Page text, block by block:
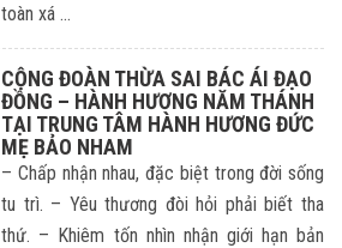
toàn xá ...
CỘNG ĐOÀN THỪA SAI BÁC ÁI ĐẠO
ĐỒNG – HÀNH HƯƠNG NĂM THÁNH
TẠI TRUNG TÂM HÀNH HƯƠNG ĐỨC
MẸ BẢO NHAM
– Chấp nhận nhau, đặc biệt trong đời sống
tu trì. – Yêu thương đòi hỏi phải biết tha
thứ. – Khiêm tốn nhìn nhận giới hạn bản